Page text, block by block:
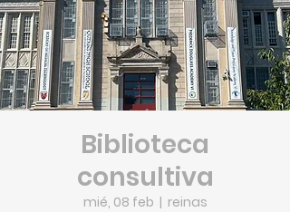
Biblioteca
consultiva
mié, 08 feb
  |
reinas